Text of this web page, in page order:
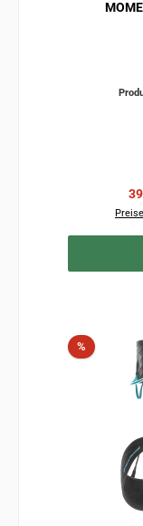
%Rabatt